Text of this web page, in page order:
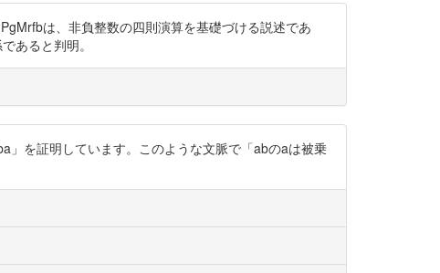
は、非負整数の四則演算を基礎づける説述であ
あると判明。
を証明しています。このような文脈で「abのaは被乗